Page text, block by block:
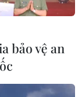
bảo vệ an